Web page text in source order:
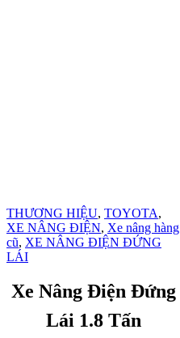
THƯƠNG HIỆU, TOYOTA,
XE NÂNG ĐIỆN, Xe nâng hàng
cũ, XE NÂNG ĐIỆN ĐỨNG
LÁI
Xe Nâng Điện Đứng
Lái 1.8 Tấn